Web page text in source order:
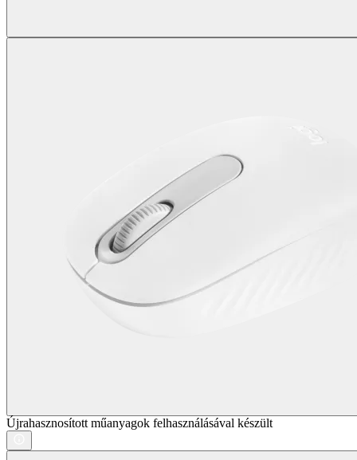
Újrahasznosított műanyagok felhasználásával készült